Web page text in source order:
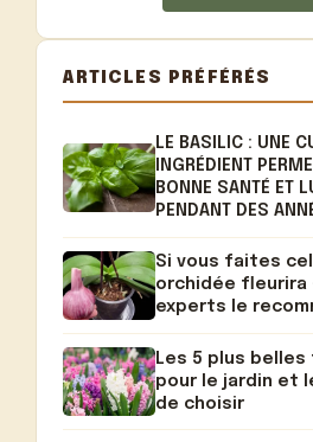
ARTICLES PRÉFÉRÉS
LE BASILIC : UNE
INGRÉDIENT
BONNE SANTÉ ET
PENDANT DES
Si vous faites
orchidée fleurira
experts le
Les 5 plus
pour le jardin et
de choisir